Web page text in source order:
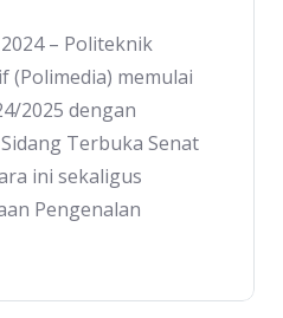
– Politeknik
(Polimedia) memulai
2025 dengan
Terbuka Senat
ini sekaligus
Pengenalan